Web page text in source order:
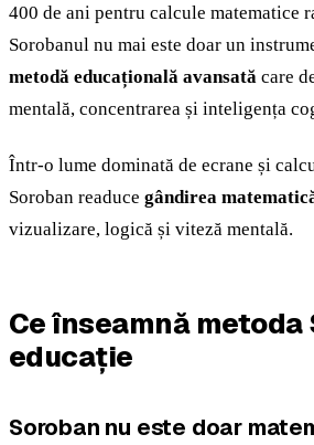
400 de ani pentru calcule matematice
Sorobanul nu mai este doar un
metodă educațională avansată care
mentală, concentrarea și inteligența
Într-o lume dominată de ecrane și
Soroban readuce gândirea
vizualizare, logică și viteză mentală.
Ce înseamnă metoda
educație
Soroban nu este doar